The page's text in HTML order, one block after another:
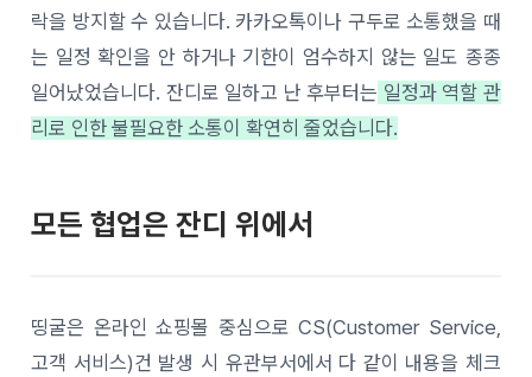
락을 방지할 수 있습니다. 카카오톡이나 구두로 소통했을 때
는 일정 확인을 안 하거나 기한이 엄수하지 않는 일도 종종
일어났었습니다. 잔디로 일하고 난 후부터는 일정과 역할 관
리로 인한 불필요한 소통이 확연히 줄었습니다.
모든 협업은 잔디 위에서
띵굴은 온라인 쇼핑몰 중심으로 CS(Customer Service,
고객 서비스)건 발생 시 유관부서에서 다 같이 내용을 체크